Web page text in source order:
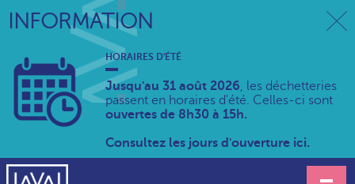
INFORMATION
HORAIRES D'ÉTÉ
Jusqu'au 31 août 2026, les déchetteries
passent en horaires d'été. Celles-ci sont
ouvertes de 8h30 à 15h.
Consultez les jours d'ouverture ici.